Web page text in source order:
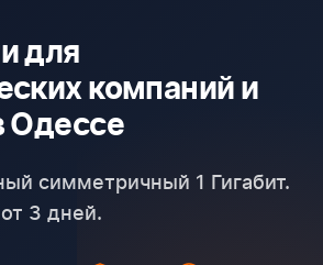
для
компаний и
Одессе
симметричный 1 Гигабит.
3 дней.